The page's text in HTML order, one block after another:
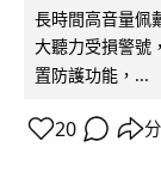
長時間高音量佩
大聽力受損警號
置防護功能，...
20